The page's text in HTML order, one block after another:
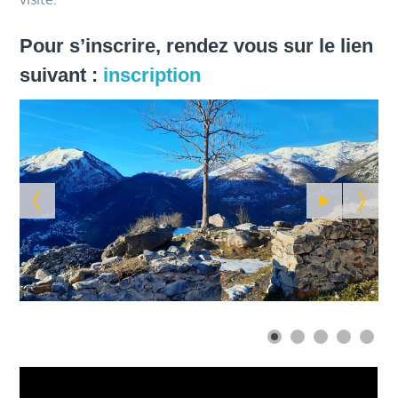
Pour s’inscrire, rendez vous sur le lien
suivant : inscription